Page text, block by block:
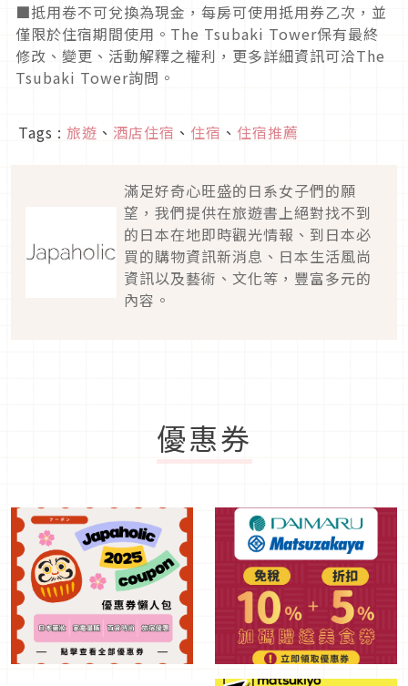
■抵用卷不可兌換為現金，每房可使用抵用券乙次， 並
僅限於住宿期間使用。 The Tsubaki Tower保有最終
修改、變更、活動解釋之權利， 更多詳細資訊可洽The
Tsubaki Tower詢問。
Tags : 旅遊 、 酒店住宿 、 住宿 、 住宿推薦
滿足好奇心旺盛的日系女子們的願
望，我們提供在旅遊書上絕對找不到
的日本在地即時觀光情報、到日本必
買的購物資訊新消息、日本生活風尚
資訊以及藝術、文化等，豐富多元的
內容。
優惠券